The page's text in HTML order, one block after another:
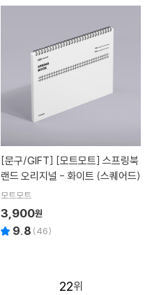
[문구/GIFT]
랜드 오리지널 - 화이트 (스퀘어드)
모트모트
3,900원
9.8 (46)
22